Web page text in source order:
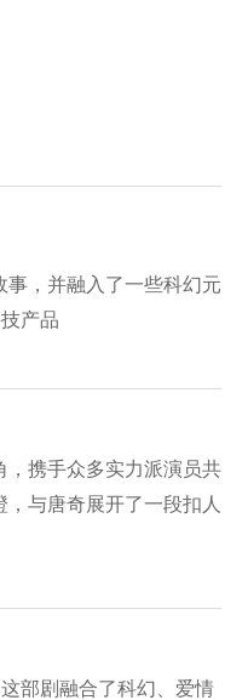
事，并融入了一些科幻元
产品
，携手众多实力派演员共
与唐奇展开了一段扣人
部剧融合了科幻、爱情